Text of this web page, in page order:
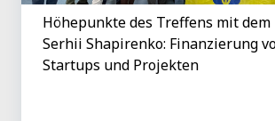
Höhepunkte des Treffens mit dem
Serhii Shapirenko: Finanzierung
Startups und Projekten